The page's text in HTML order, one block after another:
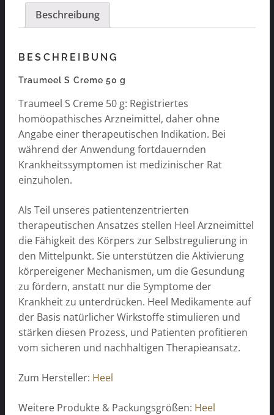
Beschreibung
BESCHREIBUNG
Traumeel S Creme 50 g
Traumeel S Creme 50 g: Registriertes
homöopathisches Arzneimittel, daher ohne
Angabe einer therapeutischen Indikation. Bei
während der Anwendung fortdauernden
Krankheitssymptomen ist medizinischer Rat
einzuholen.
Als Teil unseres patientenzentrierten
therapeutischen Ansatzes stellen Heel Arzneimittel
die Fähigkeit des Körpers zur Selbstregulierung in
den Mittelpunkt. Sie unterstützen die Aktivierung
körpereigener Mechanismen, um die Gesundung
zu fördern, anstatt nur die Symptome der
Krankheit zu unterdrücken. Heel Medikamente auf
der Basis natürlicher Wirkstoffe stimulieren und
stärken diesen Prozess, und Patienten profitieren
vom sicheren und nachhaltigen Therapieansatz.
Zum Hersteller: Heel
Weitere Produkte & Packungsgrößen: Heel